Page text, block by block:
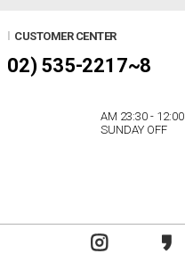
CUSTOMER CENTER
02) 535-2217~8
AM 23:30 - 12:00
SUNDAY OFF